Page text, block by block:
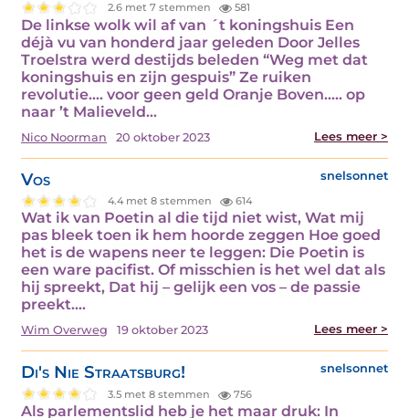
2.6 met 7 stemmen 581
De linkse wolk wil af van ´t koningshuis Een
déjà vu van honderd jaar geleden Door Jelles
Troelstra werd destijds beleden “Weg met dat
koningshuis en zijn gespuis” Ze ruiken
revolutie…. voor geen geld Oranje Boven….. op
naar ’t Malieveld…
Nico Noorman 20 oktober 2023 Lees meer >
Vos snelsonnet
4.4 met 8 stemmen 614
Wat ik van Poetin al die tijd niet wist, Wat mij
pas bleek toen ik hem hoorde zeggen Hoe goed
het is de wapens neer te leggen: Die Poetin is
een ware pacifist. Of misschien is het wel dat als
hij spreekt, Dat hij – gelijk een vos – de passie
preekt.…
Wim Overweg 19 oktober 2023 Lees meer >
Di's Nie Straatsburg! snelsonnet
3.5 met 8 stemmen 756
Als parlementslid heb je het maar druk: In